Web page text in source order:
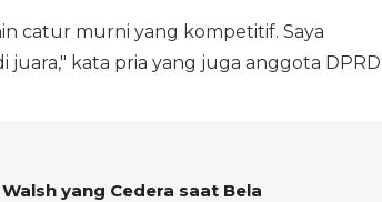
catur murni yang kompetitif. Saya
juara," kata pria yang juga anggota DPRD
yang Cedera saat Bela